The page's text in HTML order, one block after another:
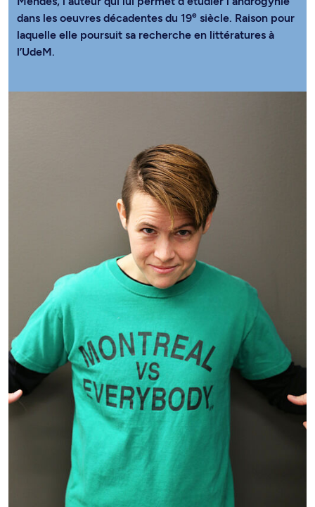
dans les oeuvres décadentes du 19e siècle. Raison pour
laquelle elle poursuit sa recherche en littératures à
l’UdeM.